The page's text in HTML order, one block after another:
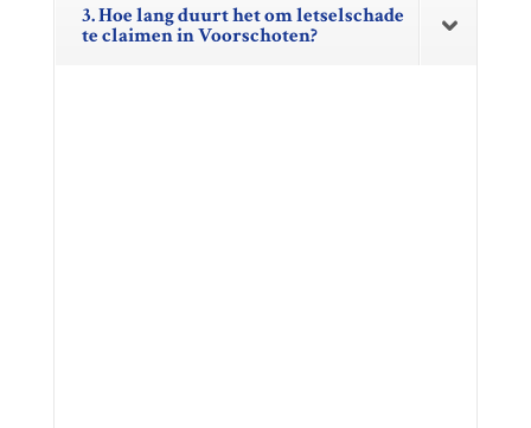
3. Hoe lang duurt het om letselschade
te claimen in Voorschoten?